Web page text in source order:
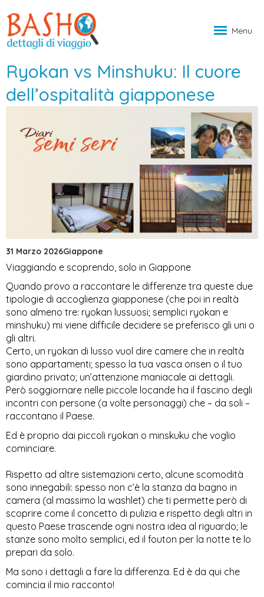
Menu
Ryokan vs Minshuku: Il cuore
dell’ospitalità giapponese
31 Marzo 2026Giappone
Viaggiando e scoprendo, solo in Giappone
Quando provo a raccontare le differenze tra queste due
tipologie di accoglienza giapponese (che poi in realtà
sono almeno tre: ryokan lussuosi; semplici ryokan e
minshuku) mi viene difficile decidere se preferisco gli uni o
gli altri.
Certo, un ryokan di lusso vuol dire camere che in realtà
sono appartamenti; spesso la tua vasca onsen o il tuo
giardino privato; un’attenzione maniacale ai dettagli.
Però soggiornare nelle piccole locande ha il fascino degli
incontri con persone (a volte personaggi) che – da soli –
raccontano il Paese.
Ed è proprio dai piccoli ryokan o minskuku che voglio
cominciare.
Rispetto ad altre sistemazioni certo, alcune scomodità
sono innegabili: spesso non c’è la stanza da bagno in
camera (al massimo la washlet) che ti permette però di
scoprire come il concetto di pulizia e rispetto degli altri in
questo Paese trascende ogni nostra idea al riguardo; le
stanze sono molto semplici, ed il fouton per la notte te lo
prepari da solo.
Ma sono i dettagli a fare la differenza. Ed è da qui che
comincia il mio racconto!